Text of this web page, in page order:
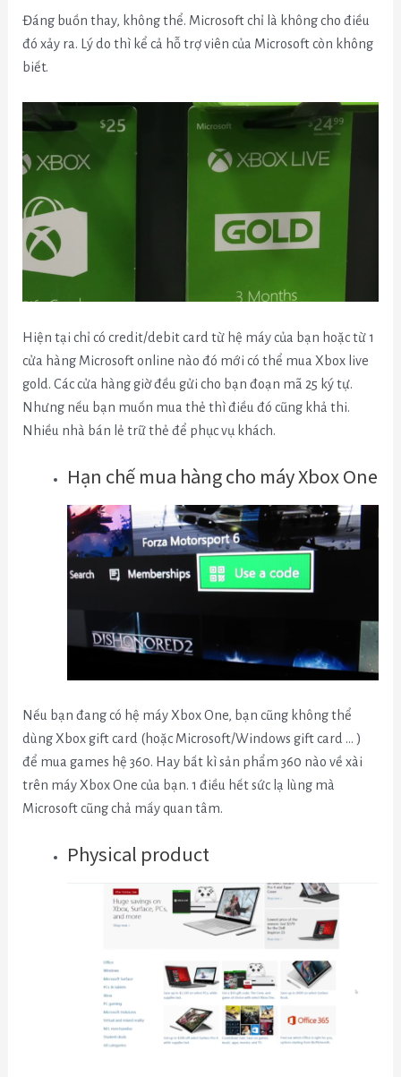
Đáng buồn thay, không thể. Microsoft chỉ là không cho điều
đó xảy ra. Lý do thì kể cả hỗ trợ viên của Microsoft còn không
biết.
Hiện tại chỉ có credit/debit card từ hệ máy của bạn hoặc từ 1
cửa hàng Microsoft online nào đó mới có thể mua Xbox live
gold. Các cửa hàng giờ đều gửi cho bạn đoạn mã 25 ký tự.
Nhưng nếu bạn muốn mua thẻ thì điều đó cũng khả thi.
Nhiều nhà bán lẻ trữ thẻ để phục vụ khách.
Hạn chế mua hàng cho máy Xbox One
Nếu bạn đang có hệ máy Xbox One, bạn cũng không thể
dùng Xbox gift card (hoặc Microsoft/Windows gift card … )
để mua games hệ 360. Hay bất kì sản phẩm 360 nào về xài
trên máy Xbox One của bạn. 1 điều hết sức lạ lùng mà
Microsoft cũng chả mấy quan tâm.
Physical product